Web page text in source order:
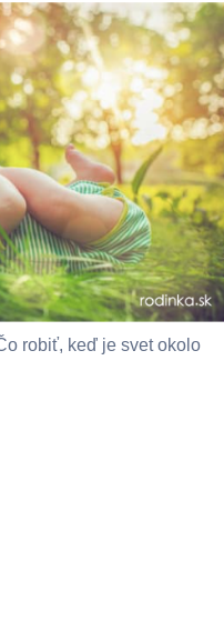
robiť, keď je svet okolo